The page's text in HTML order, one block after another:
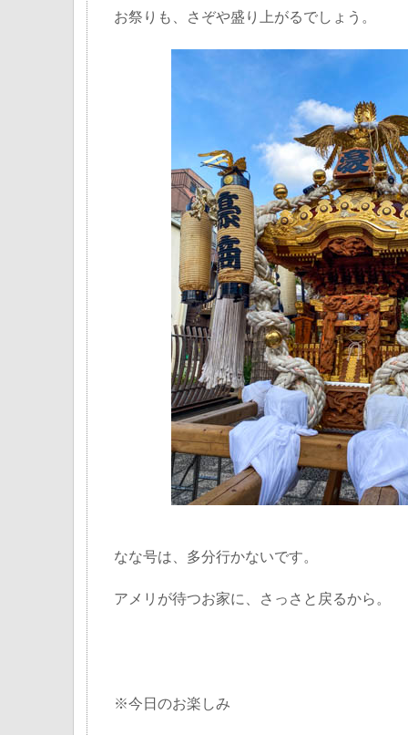
お祭りも、さぞや盛り上がるでしょう。
なな号は、多分行かないです。
アメリが待つお家に、さっさと戻るから。
※今日のお楽しみ